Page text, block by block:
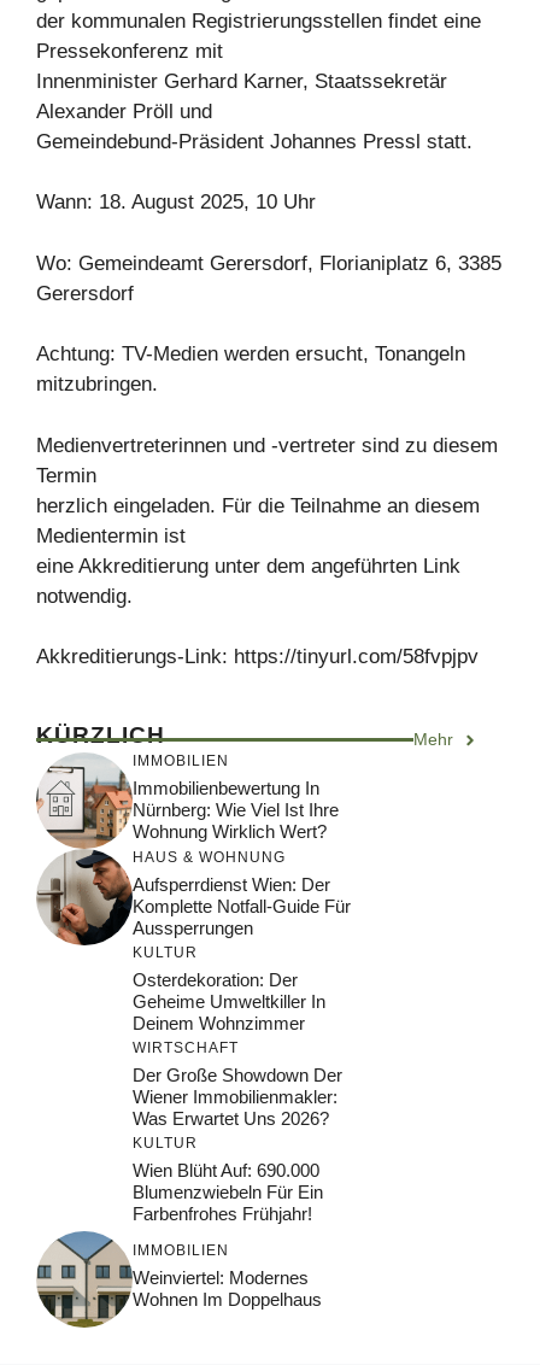
der kommunalen Registrierungsstellen findet eine
Pressekonferenz mit
Innenminister Gerhard Karner, Staatssekretär
Alexander Pröll und
Gemeindebund-Präsident Johannes Pressl statt.
Wann: 18. August 2025, 10 Uhr
Wo: Gemeindeamt Gerersdorf, Florianiplatz 6, 3385
Gerersdorf
Achtung: TV-Medien werden ersucht, Tonangeln
mitzubringen.
Medienvertreterinnen und -vertreter sind zu diesem
Termin
herzlich eingeladen. Für die Teilnahme an diesem
Medientermin ist
eine Akkreditierung unter dem angeführten Link
notwendig.
Akkreditierungs-Link: https://tinyurl.com/58fvpjpv
KÜRZLICH Mehr
IMMOBILIEN
Immobilienbewertung In
Nürnberg: Wie Viel Ist Ihre
Wohnung Wirklich Wert?
HAUS & WOHNUNG
Aufsperrdienst Wien: Der
Komplette Notfall-Guide Für
Aussperrungen
KULTUR
Osterdekoration: Der
Geheime Umweltkiller In
Deinem Wohnzimmer
WIRTSCHAFT
Der Große Showdown Der
Wiener Immobilienmakler:
Was Erwartet Uns 2026?
KULTUR
Wien Blüht Auf: 690.000
Blumenzwiebeln Für Ein
Farbenfrohes Frühjahr!
IMMOBILIEN
Weinviertel: Modernes
Wohnen Im Doppelhaus